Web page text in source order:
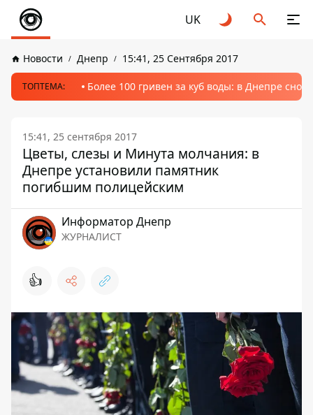
UK
Новости Днепр 15:41, 25 Сентября 2017
ТОПТЕМА: Более 100 гривен за куб воды: в Днепре
15:41, 25 сентября 2017
Цветы, слезы и Минута молчания: в
Днепре установили памятник
погибшим полицейским
Информатор Днепр
ЖУРНАЛИСТ
👍